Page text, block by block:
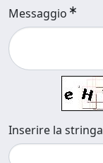
Messaggio
Inserire la